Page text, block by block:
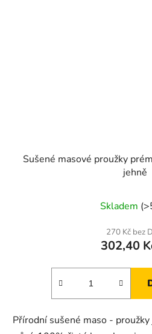
Sušené masové proužky
jehně
Skladem
270 Kč bez
302,40
Přírodní sušené maso -